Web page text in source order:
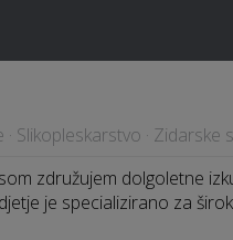
Slikopleskarstvo · Zidarske
združujem dolgoletne
je specializirano za